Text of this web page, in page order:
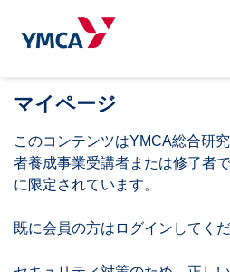
マイページ
このコンテンツはYMCA総合研
者養成事業受講者または修了者
に限定されています。
既に会員の方はログインしてくだ